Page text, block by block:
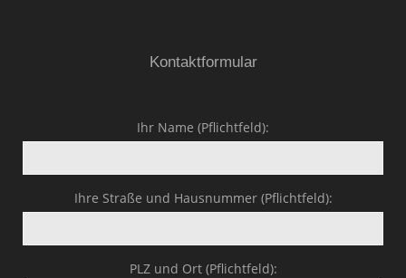
Kontaktformular
Ihr Name (Pflichtfeld):
Ihre Straße und Hausnummer (Pflichtfeld):
PLZ und Ort (Pflichtfeld):